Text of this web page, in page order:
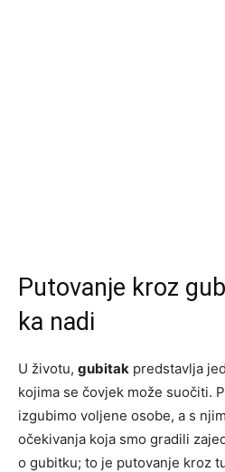
Putovanje kroz
ka nadi
U životu, gubitak predstavlja
kojima se čovjek može suočiti.
izgubimo voljene osobe, a s
očekivanja koja smo gradili
o gubitku; to je putovanje kroz